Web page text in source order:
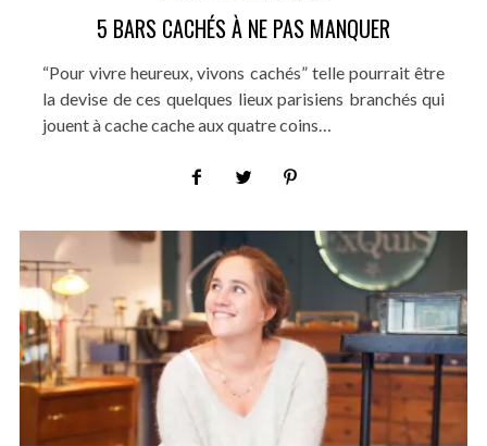
5 BARS CACHÉS À NE PAS MANQUER
“Pour vivre heureux, vivons cachés” telle pourrait être
la devise de ces quelques lieux parisiens branchés qui
jouent à cache cache aux quatre coins…